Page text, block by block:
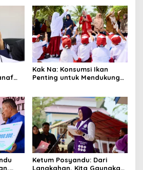
Kak Na: Konsumsi Ikan
Penting untuk Mendukung
Ketum Posyandu: Dari
Langkahan, Kita Gaungkan